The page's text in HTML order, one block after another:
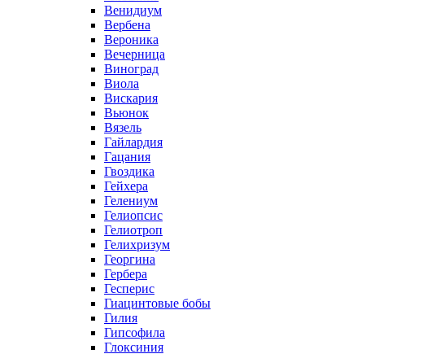
Венидиум
Вербена
Вероника
Вечерница
Виноград
Виола
Вискария
Вьюнок
Вязель
Гайлардия
Гацания
Гвоздика
Гейхера
Гелениум
Гелиопсис
Гелиотроп
Гелихризум
Георгина
Гербера
Гесперис
Гиацинтовые бобы
Гилия
Гипсофила
Глоксиния